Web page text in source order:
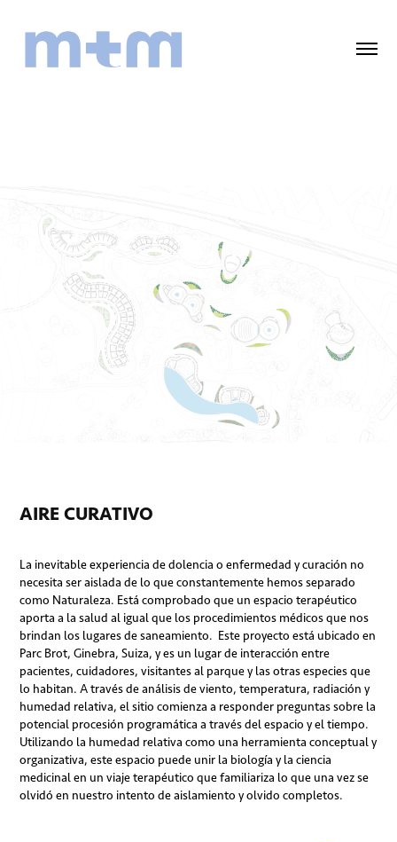
AIRE CURATIVO
La inevitable experiencia de dolencia o enfermedad y curación no
necesita ser aislada de lo que constantemente hemos separado
como Naturaleza. Está comprobado que un espacio terapéutico
aporta a la salud al igual que los procedimientos médicos que nos
brindan los lugares de saneamiento. Este proyecto está ubicado en
Parc Brot, Ginebra, Suiza, y es un lugar de interacción entre
pacientes, cuidadores, visitantes al parque y las otras especies que
lo habitan. A través de análisis de viento, temperatura, radiación y
humedad relativa, el sitio comienza a responder preguntas sobre la
potencial procesión programática a través del espacio y el tiempo.
Utilizando la humedad relativa como una herramienta conceptual y
organizativa, este espacio puede unir la biología y la ciencia
medicinal en un viaje terapéutico que familiariza lo que una vez se
olvidó en nuestro intento de aislamiento y olvido completos.